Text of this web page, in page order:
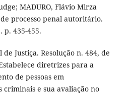
MADURO, Flávio Mirza
processo penal autoritário.
p. 435-455.
Justiça. Resolução n. 484, de
diretrizes para a
de pessoas em
criminais e sua avaliação no